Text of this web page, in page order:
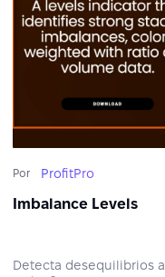
Por ProfitPro
Imbalance Levels
Detecta desequilibrios